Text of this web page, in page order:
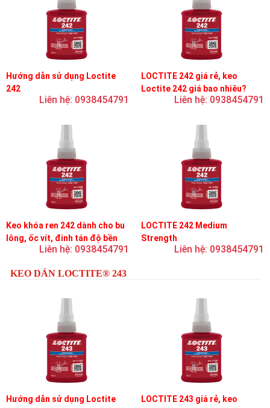
Hướng dẫn sử dụng Loctite
242
Liên hệ: 0938454791
LOCTITE 242 giá rẻ, keo
Loctite 242 giá bao nhiêu?
Liên hệ: 0938454791
Keo khóa ren 242 dành cho bu
lông, ốc vít, đinh tán độ bền
trung bình, độ nhớt trung bình
Liên hệ: 0938454791
LOCTITE 242 Medium
Strength
Liên hệ: 0938454791
KEO DÁN LOCTITE® 243
Hướng dẫn sử dụng Loctite
LOCTITE 243 giá rẻ, keo